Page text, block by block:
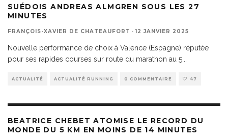
SUÉDOIS ANDREAS ALMGREN SOUS LES 27
MINUTES
FRANÇOIS-XAVIER DE CHATEAUFORT · 12 JANVIER 2025
Nouvelle performance de choix à Valence (Espagne) réputée
pour ses rapides courses sur route du marathon au 5
ACTUALITÉ ACTUALITÉ RUNNING 0 COMMENTAIRE 47
BEATRICE CHEBET ATOMISE LE RECORD DU
MONDE DU 5 KM EN MOINS DE 14 MINUTES